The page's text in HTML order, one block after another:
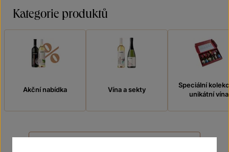
Kategorie produktů
Akční nabídka Vína a sekty
Speciální
unikátní vína